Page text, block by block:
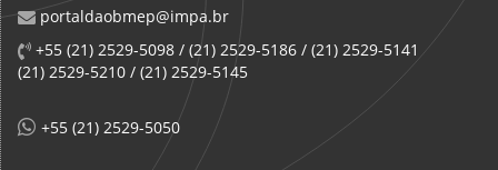
portaldaobmep@impa.br
+55 (21) 2529-5098 / (21) 2529-5186 / (21) 2529-5141
(21) 2529-5210 / (21) 2529-5145
+55 (21) 2529-5050